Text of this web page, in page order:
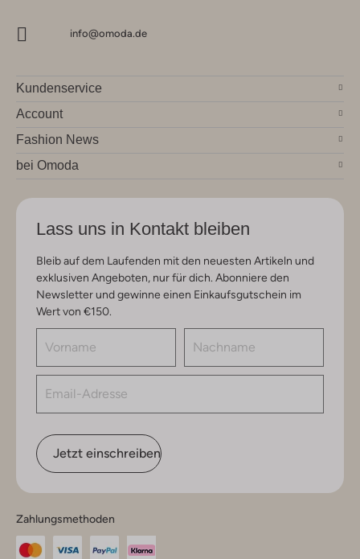
info@omoda.de
Kundenservice
Account
Fashion News
bei Omoda
Lass uns in Kontakt bleiben
Bleib auf dem Laufenden mit den neuesten Artikeln und
exklusiven Angeboten, nur für dich. Abonniere den
Newsletter und gewinne einen Einkaufsgutschein im
Wert von €150.
Jetzt einschreiben
Zahlungsmethoden